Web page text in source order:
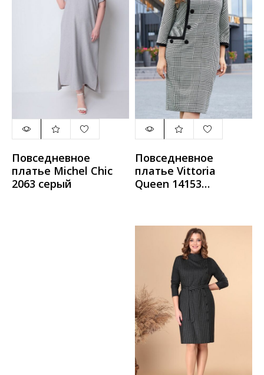
Повседневное
платье Michel Chic
2063 серый
Повседневное
платье Vittoria
Queen 14153